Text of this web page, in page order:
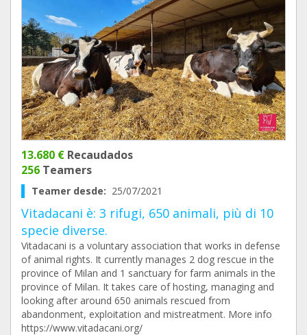
13.680 € Recaudados
256 Teamers
Teamer desde: 25/07/2021
Vitadacani è: 3 rifugi, 650 animali, più di 10
specie diverse.
Vitadacani is a voluntary association that works in defense
of animal rights. It currently manages 2 dog rescue in the
province of Milan and 1 sanctuary for farm animals in the
province of Milan. It takes care of hosting, managing and
looking after around 650 animals rescued from
abandonment, exploitation and mistreatment. More info
https://www.vitadacani.org/